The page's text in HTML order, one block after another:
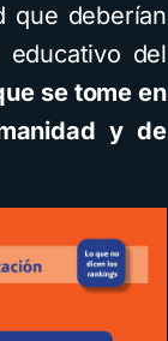
que deberían
del
se tome en
y de